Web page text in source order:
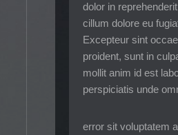
dolor in
cillum dolore eu
Excepteur sint
proident, sunt in
mollit anim id est
perspiciatis unde
error sit voluptatem